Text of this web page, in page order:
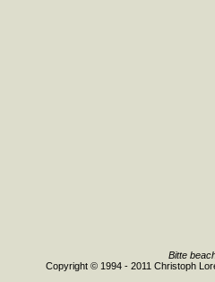
Bitte
Copyright © 1994 - 2011 Christoph